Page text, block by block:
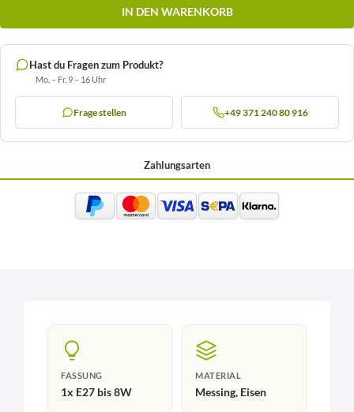
IN DEN WARENKORB
Hast du Fragen zum Produkt?
Mo. – Fr. 9 – 16 Uhr
Frage stellen +49 371 240 80 916
Zahlungsarten
FASSUNG
1x E27 bis 8W
MATERIAL
Messing, Eisen